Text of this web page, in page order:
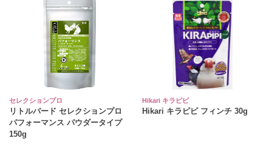
セレクションプロ
リトルバード セレクションプロ
パフォーマンス パウダータイプ
150g
Hikari キラピピ
Hikari キラピピ フィンチ 30g